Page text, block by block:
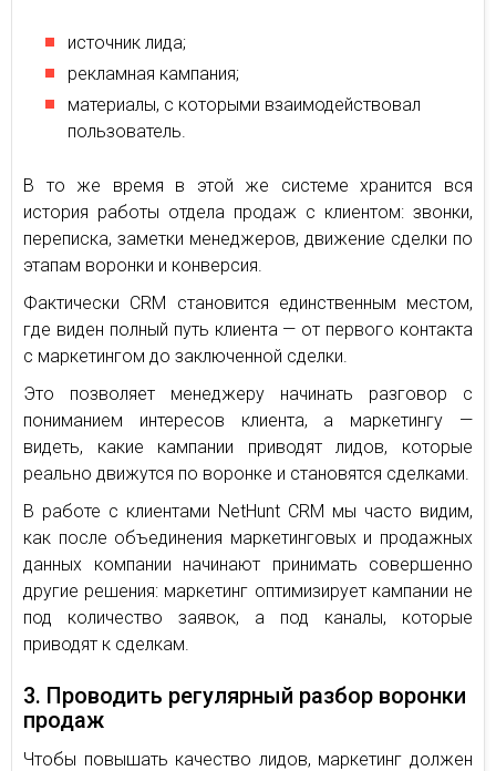
источник лида;
рекламная кампания;
материалы, с которыми взаимодействовал
пользователь.
В то же время в этой же системе хранится вся
история работы отдела продаж с клиентом: звонки,
переписка, заметки менеджеров, движение сделки по
этапам воронки и конверсия.
Фактически CRM становится единственным местом,
где виден полный путь клиента — от первого контакта
с маркетингом до заключенной сделки.
Это позволяет менеджеру начинать разговор с
пониманием интересов клиента, а маркетингу —
видеть, какие кампании приводят лидов, которые
реально движутся по воронке и становятся сделками.
В работе с клиентами NetHunt CRM мы часто видим,
как после объединения маркетинговых и продажных
данных компании начинают принимать совершенно
другие решения: маркетинг оптимизирует кампании не
под количество заявок, а под каналы, которые
приводят к сделкам.
3. Проводить регулярный разбор воронки
продаж
Чтобы повышать качество лидов, маркетинг должен